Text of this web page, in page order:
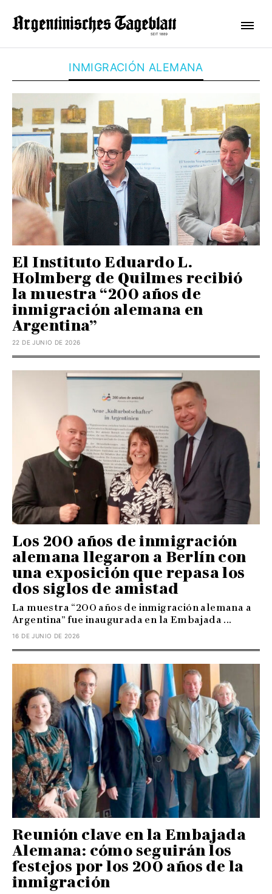
INMIGRACIÓN ALEMANA
El Instituto Eduardo L.
Holmberg de Quilmes recibió
la muestra “200 años de
inmigración alemana en
Argentina”
22 DE JUNIO DE 2026
Los 200 años de inmigración
alemana llegaron a Berlín con
una exposición que repasa los
dos siglos de amistad
La muestra “200 años de inmigración alemana a
Argentina” fue inaugurada en la Embajada ...
16 DE JUNIO DE 2026
Reunión clave en la Embajada
Alemana: cómo seguirán los
festejos por los 200 años de la
inmigración